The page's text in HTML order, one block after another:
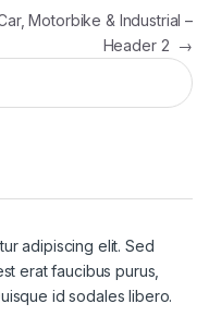
Motorbike & Industrial –
Header 2 →
adipiscing elit. Sed
erat faucibus purus,
id sodales libero.